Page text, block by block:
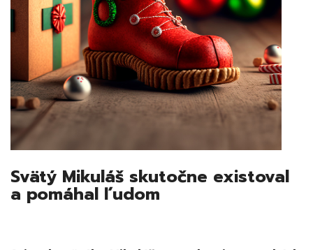
Svätý Mikuláš skutočne existoval
a pomáhal ľudom